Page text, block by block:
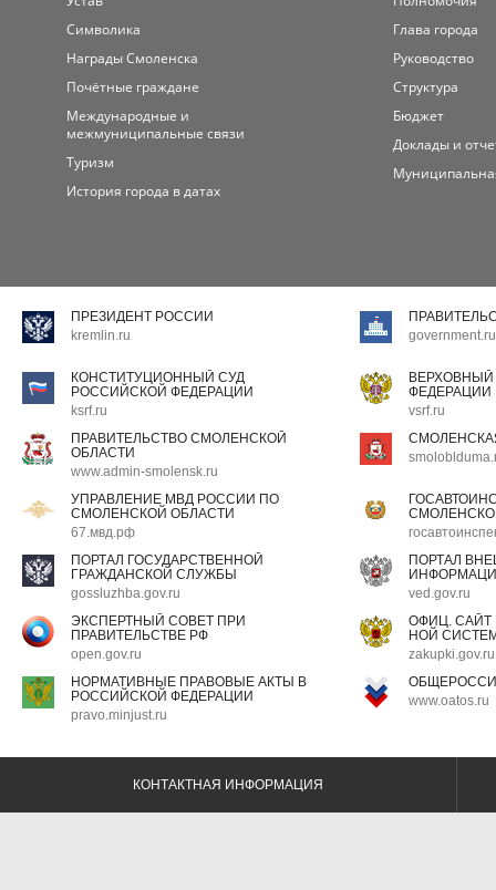
Символика
Награды Смоленска
Почётные граждане
Международные и
межмуниципальные связи
Туризм
История города в датах
Глава города
Руководство
Структура
Бюджет
Доклады и
ПРЕЗИДЕНТ РОССИИ
kremlin.ru
government.ru
КОНСТИТУЦИОННЫЙ СУД
РОССИЙСКОЙ ФЕДЕРАЦИИ
ksrf.ru
ФЕДЕРАЦИИ
vsrf.ru
ПРАВИТЕЛЬСТВО СМОЛЕНСКОЙ
ОБЛАСТИ
www.admin-smolensk.ru
УПРАВЛЕНИЕ МВД РОССИИ ПО
СМОЛЕНСКОЙ ОБЛАСТИ
67.мвд.рф
ПОРТАЛ ГОСУДАРСТВЕННОЙ
ГРАЖДАНСКОЙ СЛУЖБЫ
gossluzhba.gov.ru
ПОРТАЛ
ved.gov.ru
ЭКСПЕРТНЫЙ СОВЕТ ПРИ
ПРАВИТЕЛЬСТВЕ РФ
open.gov.ru
ОФИЦ.
НОЙ
zakupki.gov.ru
НОРМАТИВНЫЕ ПРАВОВЫЕ АКТЫ В
РОССИЙСКОЙ ФЕДЕРАЦИИ
pravo.minjust.ru
www.oatos.ru
КОНТАКТНАЯ ИНФОРМАЦИЯ